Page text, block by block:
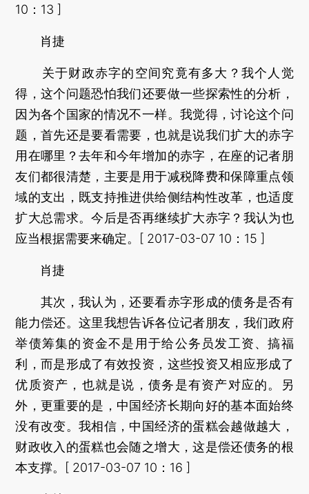
10：13 ]
肖捷
关于财政赤字的空间究竟有多大？我个人觉
得，这个问题恐怕我们还要做一些探索性的分析，
因为各个国家的情况不一样。我觉得，讨论这个问
题，首先还是要看需要，也就是说我们扩大的赤字
用在哪里？去年和今年增加的赤字，在座的记者朋
友们都很清楚，主要是用于减税降费和保障重点领
域的支出，既支持推进供给侧结构性改革，也适度
扩大总需求。今后是否再继续扩大赤字？我认为也
应当根据需要来确定。[ 2017-03-07 10：15 ]
肖捷
其次，我认为，还要看赤字形成的债务是否有
能力偿还。这里我想告诉各位记者朋友，我们政府
举债筹集的资金不是用于给公务员发工资、搞福
利，而是形成了有效投资，这些投资又相应形成了
优质资产，也就是说，债务是有资产对应的。另
外，更重要的是，中国经济长期向好的基本面始终
没有改变。我相信，中国经济的蛋糕会越做越大，
财政收入的蛋糕也会随之增大，这是偿还债务的根
本支撑。[ 2017-03-07 10：16 ]